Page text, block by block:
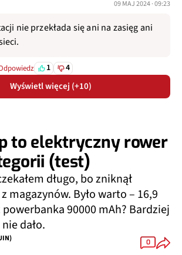
09 MAJ 2024 · 09:23
nie przekłada się ani na zasięg ani
1 4
Wyświetl więcej (+10)
to elektryczny rower
(test)
długo, bo zniknął
magazynów. Było warto – 16,9
90000 mAh? Bardziej
dało.
0